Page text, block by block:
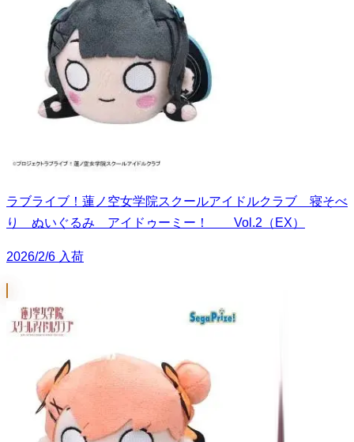
ラブライブ！蓮ノ空女学院スクールアイドルクラブ 寝そべ
り ぬいぐるみ アイドゥーミー！ Vol.2（EX）
2026/2/6 入荷